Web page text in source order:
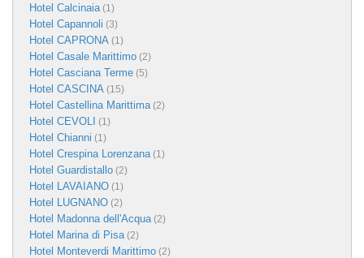
Hotel Calcinaia(1)
Hotel Capannoli (3)
Hotel CAPRONA (1)
Hotel Casale Marittimo (2)
Hotel Casciana Terme (5)
Hotel CASCINA (15)
Hotel Castellina Marittima(2)
Hotel CEVOLI (1)
Hotel Chianni (1)
Hotel Crespina Lorenzana(1)
Hotel Guardistallo (2)
Hotel LAVAIANO (1)
Hotel LUGNANO (2)
Hotel Madonna dell'Acqua(2)
Hotel Marina di Pisa(2)
Hotel Monteverdi Marittimo (2)